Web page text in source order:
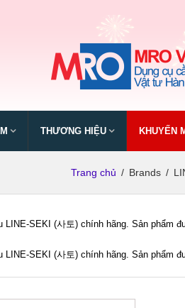
THƯƠNG HIỆU KHUYẾN
Trang chủ / Brands /
LINE-SEKI (사토) chính hãng. Sản phẩm
LINE-SEKI (사토) chính hãng. Sản phẩm